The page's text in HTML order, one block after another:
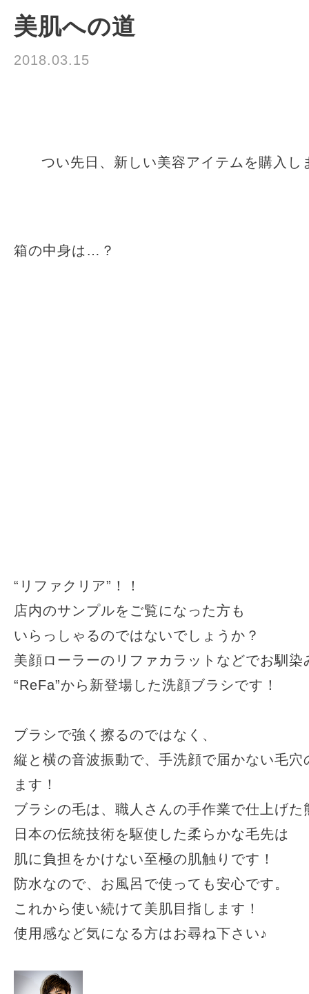
美肌への道
2018.03.15
つい先日、新しい美容アイテムを購入し
箱の中身は…？
“リファクリア”！！
店内のサンプルをご覧になった方も
いらっしゃるのではないでしょうか？
美顔ローラーのリファカラットなどでお馴染
“ReFa”から新登場した洗顔ブラシです！
ブラシで強く擦るのではなく、
縦と横の音波振動で、手洗顔で届かない毛穴
ます！
ブラシの毛は、職人さんの手作業で仕上げた
日本の伝統技術を駆使した柔らかな毛先は
肌に負担をかけない至極の肌触りです！
防水なので、お風呂で使っても安心です。
これから使い続けて美肌目指します！
使用感など気になる方はお尋ね下さい♪